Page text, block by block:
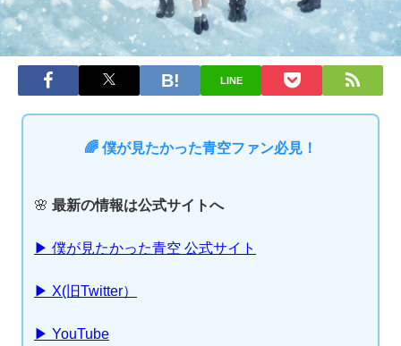
LINE
🌈 僕が見たかった青空ファン必見！
🌸 最新の情報は公式サイトへ
▶ 僕が見たかった青空 公式サイト
▶ X(旧Twitter）
▶ YouTube